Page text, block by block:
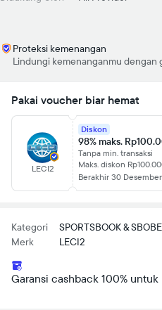
Proteksi kemenangan
Lindungi kemenanganmu dengan
Pakai voucher biar hemat
LECI2
Diskon
98% maks.
Tanpa min. transaksi
Maks. diskon
Berakhir 30
Kategori
SPORTSBOOK &
Merk
LECI2
Garansi cashback 100%